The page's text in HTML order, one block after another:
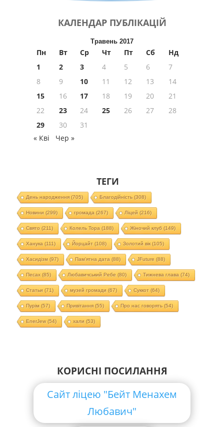
КАЛЕНДАР ПУБЛІКАЦІЙ
Травень 2017
Пн Вт Ср Чт Пт Сб
Нд
1
2 3 4 5 6
7
8
9 10 11 12 13
14
15
16 17 18 19 20
21
22
23 24 25 26 27
28
29
30
31
« Кві
Чер »
ТЕГИ
День народження(705) Благодійність (308)
Новини (299) громада (267) Ліцей (216)
Свято (211) Колель Тора (188) Жіночий клуб (149)
Ханука (111) Йорцайт (108) Золотий вік(105)
Хасидізм (97) Пам'ятна дата (88) JFuture (88)
Песах(85) Любавичський Ребе (80) Тижнева глава (74)
Статьи (71) музей громади (67) Суккот (64)
Пурім (57) Привітання(55) Про нас говорять (54)
EnerJew(54) хали (53)
КОРИСНІ ПОСИЛАННЯ
Сайт ліцею "Бейт Менахем
Любавич"